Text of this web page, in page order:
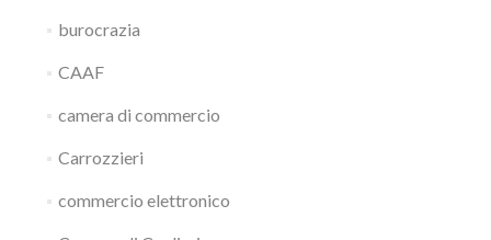
burocrazia
CAAF
camera di commercio
Carrozzieri
commercio elettronico